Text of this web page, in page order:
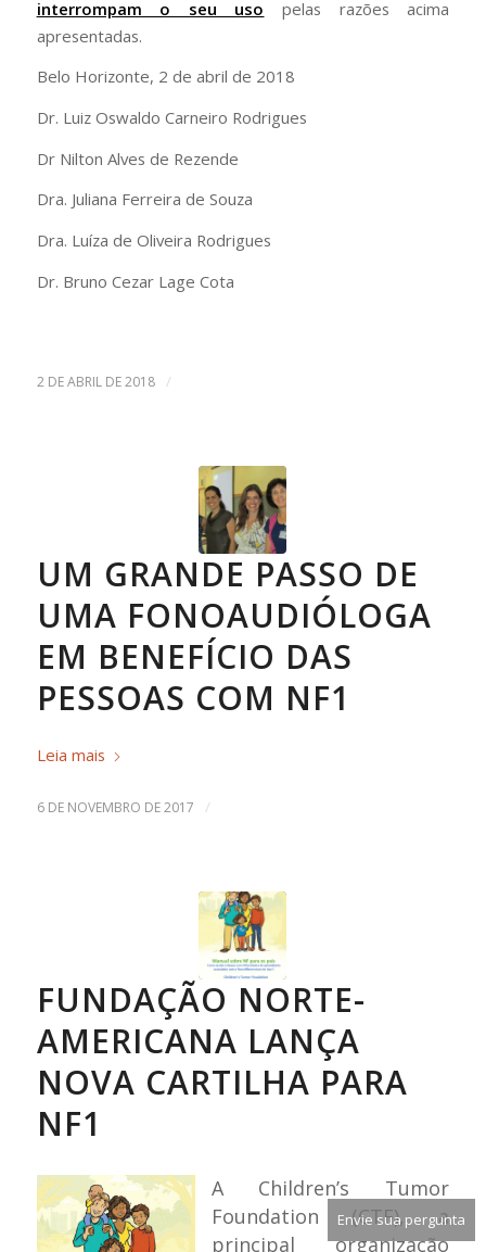
Envie sua pergunta
interrompam o seu uso pelas razões acima
apresentadas.
Belo Horizonte, 2 de abril de 2018
Dr. Luiz Oswaldo Carneiro Rodrigues
Dr Nilton Alves de Rezende
Dra. Juliana Ferreira de Souza
Dra. Luíza de Oliveira Rodrigues
Dr. Bruno Cezar Lage Cota
2 DE ABRIL DE 2018 /
UM GRANDE PASSO DE
UMA FONOAUDIÓLOGA
EM BENEFÍCIO DAS
PESSOAS COM NF1
Leia mais
6 DE NOVEMBRO DE 2017 /
FUNDAÇÃO NORTE-
AMERICANA LANÇA
NOVA CARTILHA PARA
NF1
A Children’s Tumor
Foundation (CTF), a
principal organização